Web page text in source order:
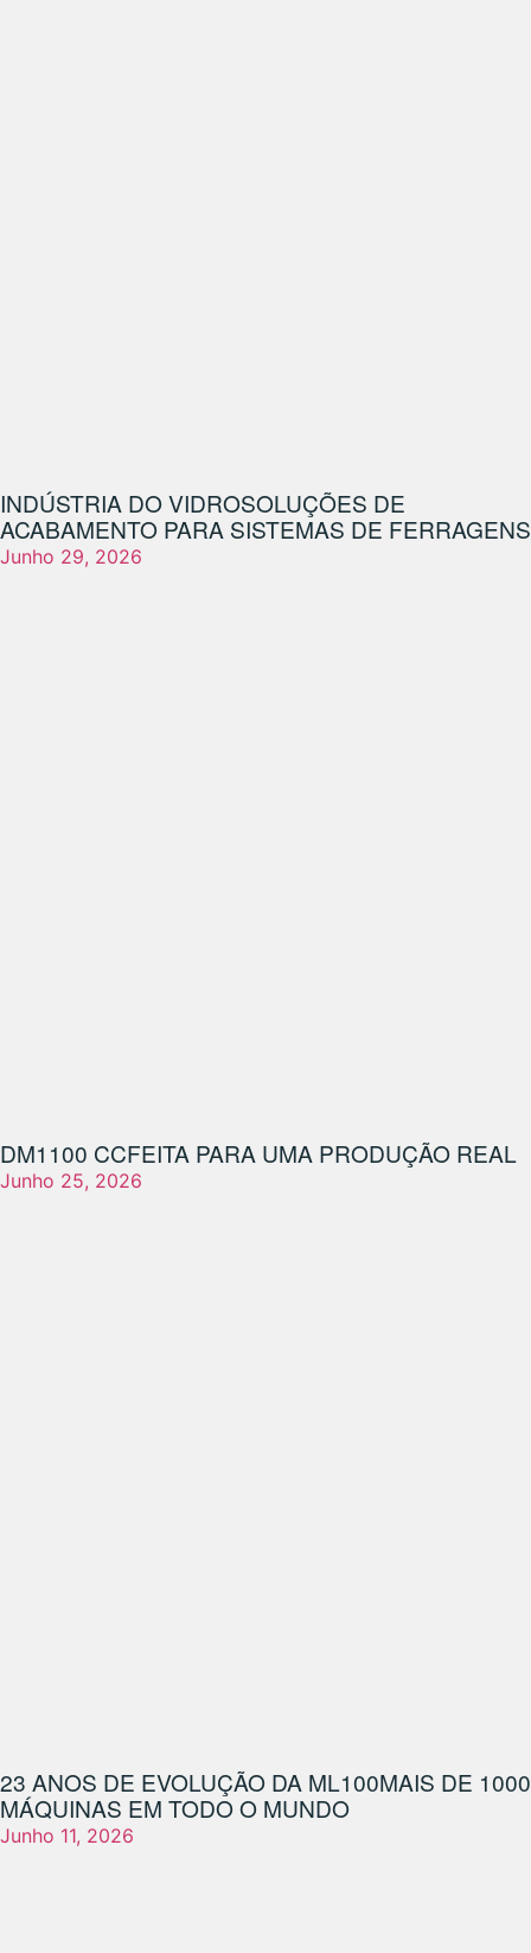
INDÚSTRIA DO VIDROSOLUÇÕES DE
ACABAMENTO PARA SISTEMAS DE FERRAGENS
Junho 29, 2026
DM1100 CCFEITA PARA UMA PRODUÇÃO REAL
Junho 25, 2026
23 ANOS DE EVOLUÇÃO DA ML100MAIS DE 1000
MÁQUINAS EM TODO O MUNDO
Junho 11, 2026